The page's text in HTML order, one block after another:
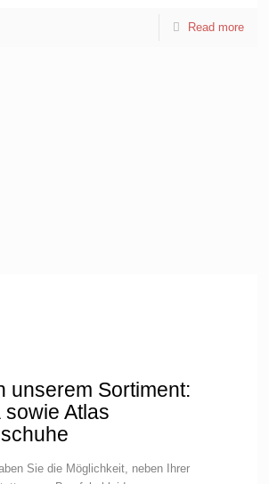
Read more
unserem Sortiment:
sowie Atlas
Sie die Möglichkeit, neben Ihrer